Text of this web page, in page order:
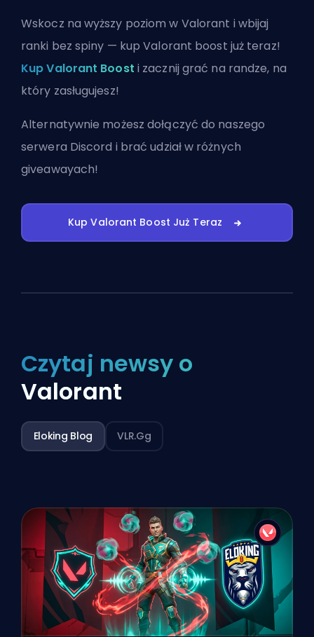
Wskocz na wyższy poziom w Valorant i wbijaj
ranki bez spiny — kup Valorant boost już teraz!
Kup Valorant Boost i zacznij grać na randze, na
który zasługujesz!
Alternatywnie możeszdołączyć do naszego
serwera Discord i brać udział w różnych
giveawayach!
Kup Valorant Boost Już Teraz
Czytaj newsy o
Valorant
Eloking Blog VLR.gg